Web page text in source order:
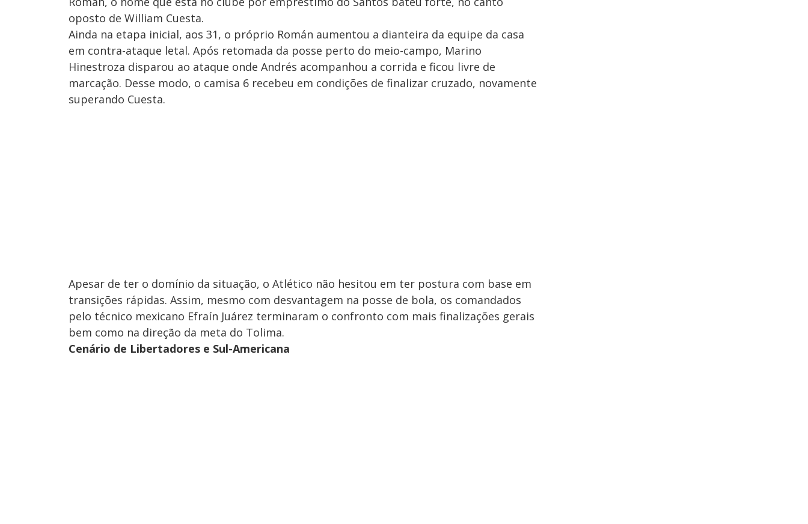
oposto de William Cuesta.
Ainda na etapa inicial, aos 31, o próprio Román aumentou a dianteira da equipe da casa
em contra-ataque letal. Após retomada da posse perto do meio-campo, Marino
Hinestroza disparou ao ataque onde Andrés acompanhou a corrida e ficou livre de
marcação. Desse modo, o camisa 6 recebeu em condições de finalizar cruzado, novamente
superando Cuesta.
Apesar de ter o domínio da situação, o Atlético não hesitou em ter postura com base em
transições rápidas. Assim, mesmo com desvantagem na posse de bola, os comandados
pelo técnico mexicano Efraín Juárez terminaram o confronto com mais finalizações gerais
bem como na direção da meta do Tolima.
Cenário de Libertadores e Sul-Americana